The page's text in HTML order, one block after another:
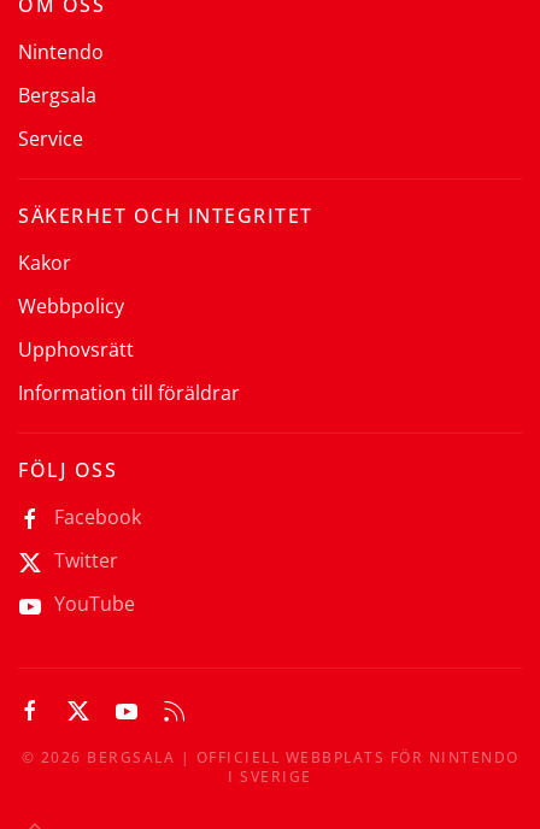
Nintendo
Bergsala
Service
SÄKERHET OCH INTEGRITET
Kakor
Webbpolicy
Upphovsrätt
Information till föräldrar
FÖLJ OSS
Facebook
Twitter
YouTube
© 2026 BERGSALA | OFFICIELL WEBBPLATS FÖR NINTENDO
I SVERIGE